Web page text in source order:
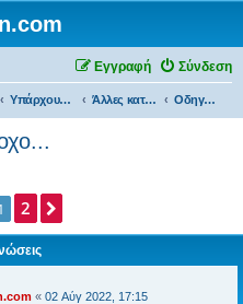
Σύνδεση
Εγγραφή
Υπάρχουμε και εμείς... Άλλες κατηγορίες Οδηγών... Οδηγώ αλλά όχι τετράτροχο...
2
« 02 Αύγ 2022, 17:15